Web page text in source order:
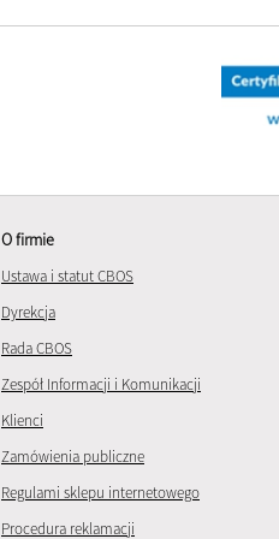
O firmie
Ustawa i statut CBOS
Dyrekcja
Rada CBOS
Zespół Informacji i Komunikacji
Klienci
Zamówienia publiczne
Regulami sklepu internetowego
Procedura reklamacji